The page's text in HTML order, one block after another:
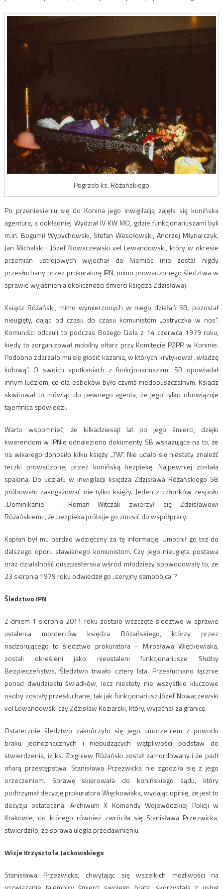
Pogrzeb ks. Różańskiego
Po przeniesieniu się do Konina jego inwigilacją zajęła się konińska
agentura, a dokładniej Wydział IV KW MO, gdzie funkcjonariuszami byli
m.in. Bogumił Wypychowski, Stefan Wesołowski, Andrzej Młynarczyk,
Jan Michalski i Józef Nowaczewski vel Lewandowski, który w okresie
przemian ustrojowych wyjechał do Niemiec (nie został nigdy
przesłuchany przez prokuraturę IPN, mimo prowadzonego śledztwa w
sprawie wyjaśnienia okoliczności śmierci księdza Zdzisława).
Ksiądz Różański, mimo wymierzonych w niego działań SB, pozostał
nieugięty, dając od czasu do czasu komunistom „pstryczka w nos”.
Komuniści odczuli to podczas Bożego Ciała z 14 czerwca 1979 roku,
kiedy to zorganizował mobilny ołtarz przy Komitecie PZPR w Koninie.
Podobno zdarzało mu się głosić kazania, w których krytykował „władzę
ludową”. O swoich spotkaniach z funkcjonariuszami SB opowiadał
innym ludziom, co dla esbeków było czymś niedopuszczalnym. Ksiądz
skwitował to mówiąc do pewnego agenta, że jego tylko obowiązuje
tajemnica spowiedzi.
Warto wspomnieć, że kilkadziesiąt lat po jego śmierci, dzięki
kwerendom w IPNie odnaleziono dokumenty SB wskazujące na to, że
na wikarego donosiło kilku księży „TW”. Nie udało się niestety znaleźć
teczki prowadzonej przez konińską bezpiekę. Najpewniej została
spalona. Do udziału w inwigilacji księdza Zdzisława Różańskiego SB
próbowało zaangażować nie tylko księży. Jeden z członków zespołu
„Dominikanie” – Roman Witczak zwierzył się Zdzisławowi
Różańskiemu, że bezpieka próbuje go zmusić do współpracy.
Kapłan był mu bardzo wdzięczny za tę informację. Umocnił go też do
dalszego oporu stawianego komunistom. Czy jego nieugięta postawa
oraz działalność duszpasterska wśród młodzieży spowodowały to, że
23 sierpnia 1979 roku odwiedził go „seryjny samobójca”?
Śledztwo IPN
Z dniem 1 sierpnia 2011 roku zostało wszczęte śledztwo w sprawie
ustalenia morderców księdza Różańskiego, którzy przez
nadzorującego to śledztwo prokuratora – Mirosława Więckowiaka,
zostali określeni jako nieustaleni funkcjonariusze Służby
Bezpieczeństwa. Śledztwo trwało cztery lata. Przesłuchano łącznie
ponad dwudziestu świadków, lecz niestety nie wszystkie kluczowe
osoby zostały przesłuchane, tak jak funkcjonariusz Józef Nowaczewski
vel Lewandowski czy Zdzisław Koziarski, który, wyjechał za granicę.
Ostatecznie śledztwo zakończyło się jego umorzeniem z powodu
braku jednoznacznych i niebudzących wątpliwości podstaw do
stwierdzenia, iż ks. Zbigniew Różański został zamordowany i że padł
ofiarą przestępstwa. Stanisława Przezwicka nie zgodziła się z jego
orzeczeniem. Sprawę skierowała do konińskiego sądu, który
podtrzymał decyzję prokuratora Więckowiaka, wydając opinię, że jest to
decyzja ostateczna. Archiwum X Komendy Wojewódzkiej Policji w
Krakowie, do którego również zwróciła się Stanisława Przezwicka,
stwierdziło, że sprawa uległa przedawnieniu.
Wizje Krzysztofa Jackowskiego
Stanisława Przezwicka, chwytając się wszelkich możliwości na